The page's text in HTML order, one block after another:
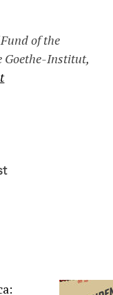
of the
Goethe-Institut,